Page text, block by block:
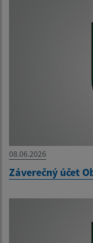
08.06.2026
Záverečný účet